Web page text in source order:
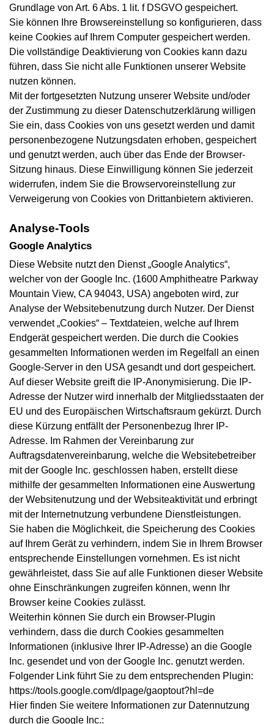
Grundlage von Art. 6 Abs. 1 lit. f DSGVO gespeichert.
Sie können Ihre Browsereinstellung so konfigurieren, dass
keine Cookies auf Ihrem Computer gespeichert werden.
Die vollständige Deaktivierung von Cookies kann dazu
führen, dass Sie nicht alle Funktionen unserer Website
nutzen können.
Mit der fortgesetzten Nutzung unserer Website und/oder
der Zustimmung zu dieser Datenschutzerklärung willigen
Sie ein, dass Cookies von uns gesetzt werden und damit
personenbezogene Nutzungsdaten erhoben, gespeichert
und genutzt werden, auch über das Ende der Browser-
Sitzung hinaus. Diese Einwilligung können Sie jederzeit
widerrufen, indem Sie die Browservoreinstellung zur
Verweigerung von Cookies von Drittanbietern aktivieren.
Analyse-Tools
Google Analytics
Diese Website nutzt den Dienst „Google Analytics“,
welcher von der Google Inc. (1600 Amphitheatre Parkway
Mountain View, CA 94043, USA) angeboten wird, zur
Analyse der Websitebenutzung durch Nutzer. Der Dienst
verwendet „Cookies“ – Textdateien, welche auf Ihrem
Endgerät gespeichert werden. Die durch die Cookies
gesammelten Informationen werden im Regelfall an einen
Google-Server in den USA gesandt und dort gespeichert.
Auf dieser Website greift die IP-Anonymisierung. Die IP-
Adresse der Nutzer wird innerhalb der Mitgliedsstaaten der
EU und des Europäischen Wirtschaftsraum gekürzt. Durch
diese Kürzung entfällt der Personenbezug Ihrer IP-
Adresse. Im Rahmen der Vereinbarung zur
Auftragsdatenvereinbarung, welche die Websitebetreiber
mit der Google Inc. geschlossen haben, erstellt diese
mithilfe der gesammelten Informationen eine Auswertung
der Websitenutzung und der Websiteaktivität und erbringt
mit der Internetnutzung verbundene Dienstleistungen.
Sie haben die Möglichkeit, die Speicherung des Cookies
auf Ihrem Gerät zu verhindern, indem Sie in Ihrem Browser
entsprechende Einstellungen vornehmen. Es ist nicht
gewährleistet, dass Sie auf alle Funktionen dieser Website
ohne Einschränkungen zugreifen können, wenn Ihr
Browser keine Cookies zulässt.
Weiterhin können Sie durch ein Browser-Plugin
verhindern, dass die durch Cookies gesammelten
Informationen (inklusive Ihrer IP-Adresse) an die Google
Inc. gesendet und von der Google Inc. genutzt werden.
Folgender Link führt Sie zu dem entsprechenden Plugin:
https://tools.google.com/dlpage/gaoptout?hl=de
Hier finden Sie weitere Informationen zur Datennutzung
durch die Google Inc.: